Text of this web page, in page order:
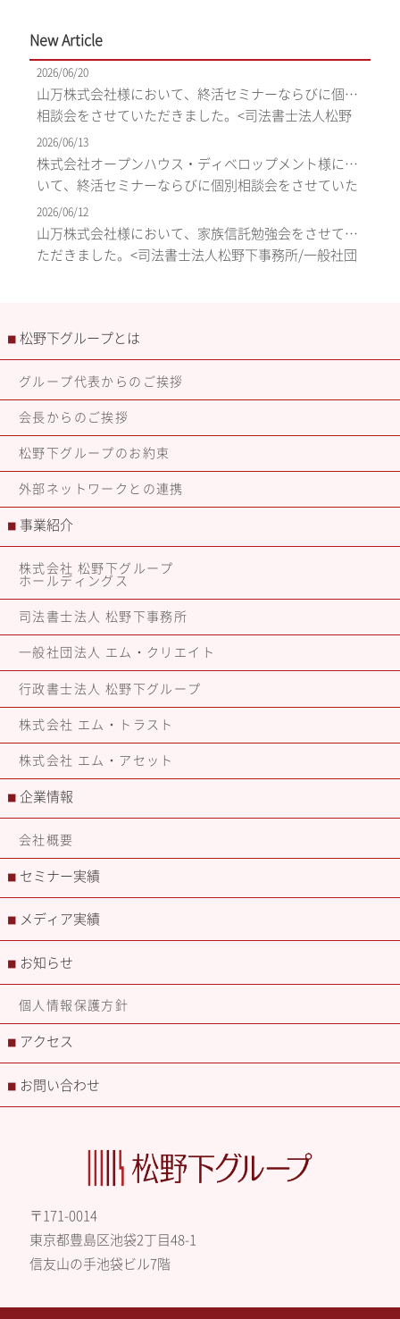
New Article
2026/06/20
山万株式会社様において、終活セミナーならびに個別
相談会をさせていただきました。<司法書士法人松野
下事務所/一般社団法人エム・クリエイト>
2026/06/13
株式会社オープンハウス・ディベロップメント様にお
いて、終活セミナーならびに個別相談会をさせていた
だきました。<司法書士法人松野下事務所/一般社団法
人エム・クリエイト>
2026/06/12
山万株式会社様において、家族信託勉強会をさせてい
ただきました。<司法書士法人松野下事務所/一般社団
■ 松野下グループとは
グループ代表からのご挨拶
会長からのご挨拶
松野下グループのお約束
外部ネットワークとの連携
■ 事業紹介
株式会社 松野下グループ
ホールディングス
司法書士法人 松野下事務所
一般社団法人 エム・クリエイト
行政書士法人 松野下グループ
株式会社 エム・トラスト
株式会社 エム・アセット
■ 企業情報
会社概要
■ セミナー実績
■ メディア実績
■ お知らせ
個人情報保護方針
■ アクセス
■ お問い合わせ
〒171-0014
東京都豊島区池袋2丁目48-1
信友山の手池袋ビル7階